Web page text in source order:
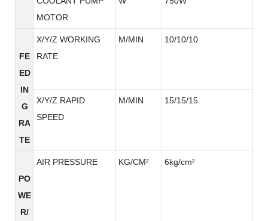
MOTOR
FE
ED
IN
G
RA
TE
X/Y/Z WORKING
RATE
M/MIN 10/10/10
X/Y/Z RAPID
SPEED
M/MIN 15/15/15
PO
WE
R/
AIR PRESSURE KG/CM² 6kg/cm²